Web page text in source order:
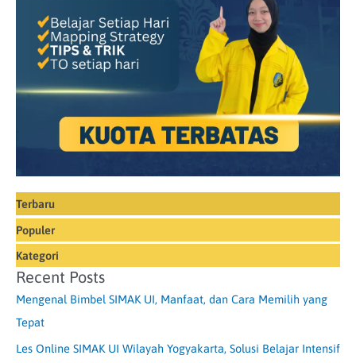
Terbaru
Populer
Kategori
Recent Posts
Mengenal Bimbel SIMAK UI, Manfaat, dan Cara Memilih yang
Tepat
Les Online SIMAK UI Wilayah Yogyakarta, Solusi Belajar Intensif